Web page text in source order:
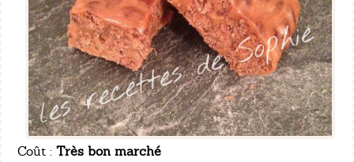
Coût : Très bon marché